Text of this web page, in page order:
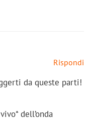
Rispondi
da queste parti!
dell’onda